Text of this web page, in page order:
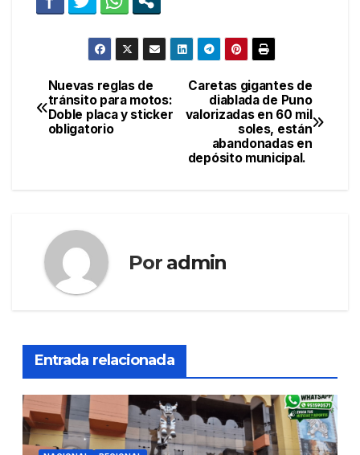
Navegación
de
Caretas gigantes de
diablada de Puno
valorizadas en 60 mil
soles, están
abandonadas en
depósito municipal.
Nuevas reglas de
tránsito para motos:
Doble placa y sticker
obligatorio
Por admin
Entrada relacionada